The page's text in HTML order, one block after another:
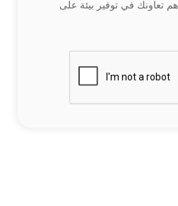
تعاونك في توفير بيئة على